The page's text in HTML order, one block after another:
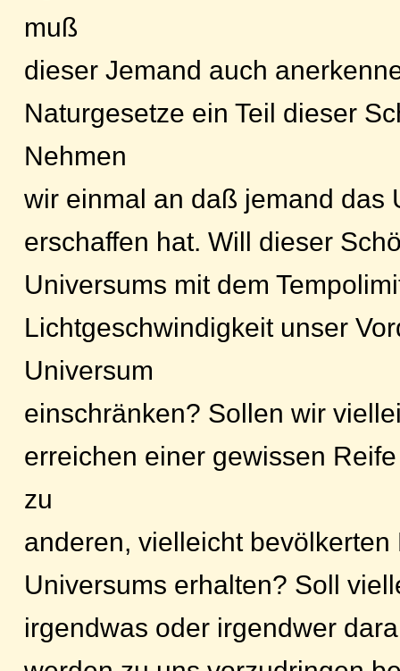
muß
dieser Jemand auch
Naturgesetze ein Teil dieser
Nehmen
wir einmal an daß jemand das
erschaffen hat. Will dieser
Universums mit dem
Lichtgeschwindigkeit unser
Universum
einschränken? Sollen wir
erreichen einer gewissen
zu
anderen, vielleicht bevölkerten
Universums erhalten? Soll
irgendwas oder irgendwer